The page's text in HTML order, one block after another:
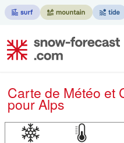
Carte de Météo
pour Alps